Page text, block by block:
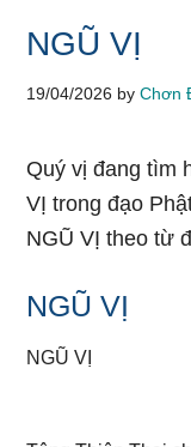
NGŨ VỊ
19/04/2026 byChơn
Quý vị đang tìm
VỊ trong đạo
NGŨ VỊ theo từ
NGŨ VỊ
NGŨ VỊ